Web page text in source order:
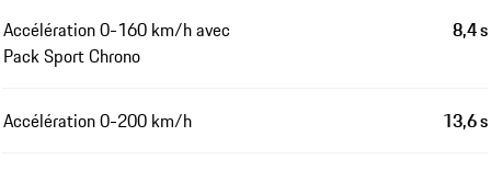
Accélération 0-160 km/h avec
Pack Sport Chrono
8,4 s
Accélération 0-200 km/h 13,6 s